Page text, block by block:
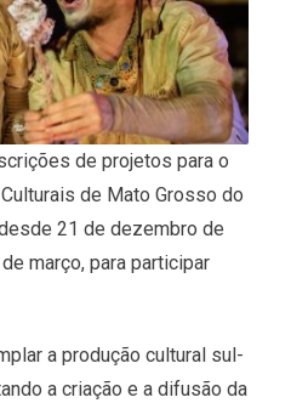
de projetos para o
de Mato Grosso do
21 de dezembro de
março, para participar
a produção cultural sul-
a criação e a difusão da